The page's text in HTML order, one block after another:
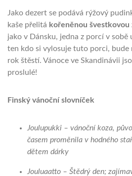
Jako dezert se podává rýžový
kaše přelitá kořeněnou švestkovou
jako v Dánsku, jedna z porcí v sobě
ten kdo si vylosuje tuto porci, bude
rok štěstí. Vánoce ve Skandinávii
proslulé!
Finský vánoční slovníček
Joulupukki – vánoční koza,
časem proměnila v hodného
dětem dárky
Jouluaatto – Štědrý den;